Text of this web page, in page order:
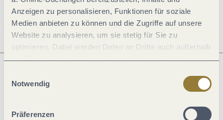
Anzeigen zu personalisieren, Funktionen für soziale
Medien anbieten zu können und die Zugriffe auf unsere
Website zu analysieren, um sie stetig für Sie zu
optimieren. Dabei werden Daten an Dritte auch außerhalb
der Europäischen Union weitergegeben und dort
jederzeit widerrufen werden. Mit der Auswahl "Alle
ablehnen" kann es zu Beeinträchtigungen in der Nutzung
Notwendig
Präferenzen
Ruhetage
Was möchtest du als nächstes tun?